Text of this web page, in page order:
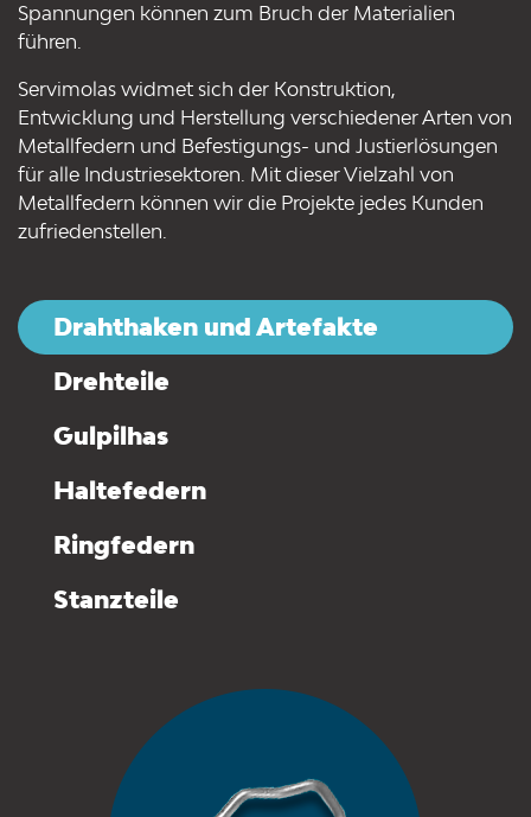
Spannungen können zum Bruch der Materialien
führen.
Servimolas widmet sich der Konstruktion,
Entwicklung und Herstellung verschiedener Arten von
Metallfedern und Befestigungs- und Justierlösungen
für alle Industriesektoren. Mit dieser Vielzahl von
Metallfedern können wir die Projekte jedes Kunden
zufriedenstellen.
Drahthaken und Artefakte
Drehteile
Gulpilhas
Haltefedern
Ringfedern
Stanzteile